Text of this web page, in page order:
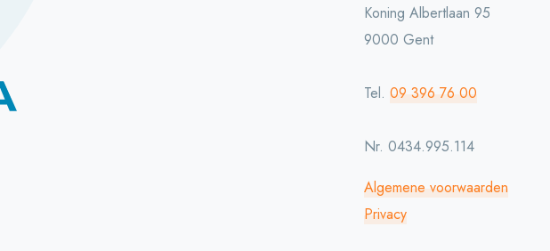
Koning Albertlaan 95
9000 Gent
Tel. 09 396 76 00
Nr. 0434.995.114
Algemene voorwaarden
Privacy